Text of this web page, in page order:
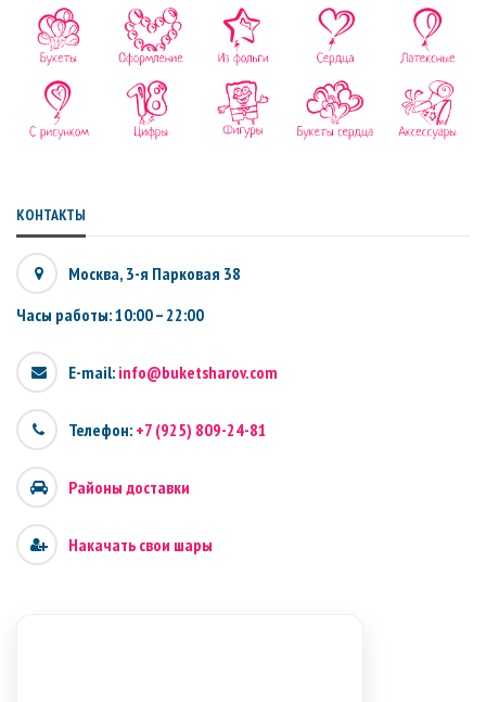
КОНТАКТЫ
Москва, 3-я Парковая 38
Часы работы: 10:00 – 22:00
E-mail: info@buketsharov.com
Телефон: +7 (925) 809-24-81
Районы доставки
Накачать свои шары